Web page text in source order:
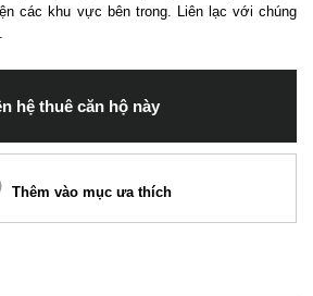
các khu vực bên trong. Liên lạc với chúng
hệ thuê căn hộ này
Thêm vào mục ưa thích